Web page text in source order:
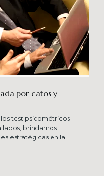
por datos y
test psicométricos
brindamos
estratégicas en la